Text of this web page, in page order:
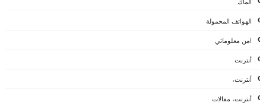
الهواتف المحمولة
امن معلوماتي
أنترنت
أنترنت،
أنترنت، مقالات